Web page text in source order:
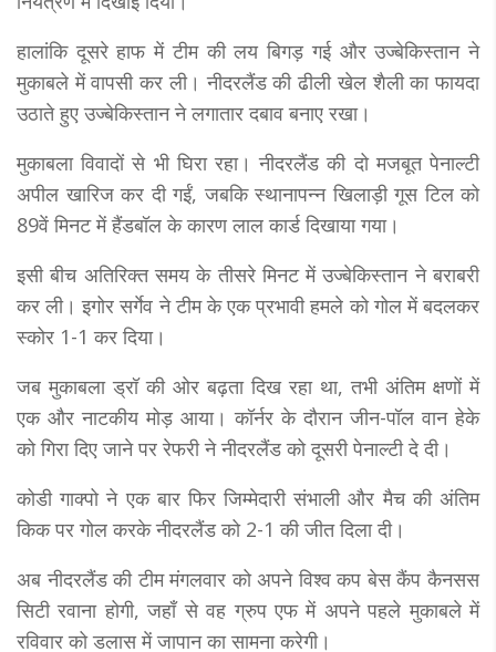
हालांकि दूसरे हाफ में टीम की लय बिगड़ गई और उज्बेकिस्तान ने
मुकाबले में वापसी कर ली। नीदरलैंड की ढीली खेल शैली का फायदा
उठाते हुए उज्बेकिस्तान ने लगातार दबाव बनाए रखा।
मुकाबला विवादों से भी घिरा रहा। नीदरलैंड की दो मजबूत पेनाल्टी
अपील खारिज कर दी गईं, जबकि स्थानापन्न खिलाड़ी गूस टिल को
89वें मिनट में हैंडबॉल के कारण लाल कार्ड दिखाया गया।
इसी बीच अतिरिक्त समय के तीसरे मिनट में उज्बेकिस्तान ने बराबरी
कर ली। इगोर सर्गेव ने टीम के एक प्रभावी हमले को गोल में बदलकर
स्कोर 1-1 कर दिया।
जब मुकाबला ड्रॉ की ओर बढ़ता दिख रहा था, तभी अंतिम क्षणों में
एक और नाटकीय मोड़ आया। कॉर्नर के दौरान जीन-पॉल वान हेके
को गिरा दिए जाने पर रेफरी ने नीदरलैंड को दूसरी पेनाल्टी दे दी।
कोडी गाक्पो ने एक बार फिर जिम्मेदारी संभाली और मैच की अंतिम
किक पर गोल करके नीदरलैंड को 2-1 की जीत दिला दी।
अब नीदरलैंड की टीम मंगलवार को अपने विश्व कप बेस कैंप कैनसस
सिटी रवाना होगी, जहाँ से वह ग्रुप एफ में अपने पहले मुकाबले में
रविवार को डलास में जापान का सामना करेगी।